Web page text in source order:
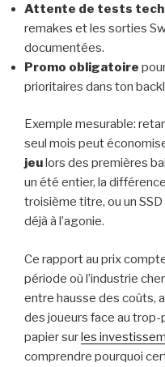
Attente de tests
remakes et les sorties
documentées.
Promo obligatoire
prioritaires dans ton
Exemple mesurable:
seul mois peut
jeulors des premières
un été entier, la
troisième titre, ou un
déjà à l’agonie.
Ce rapport au prix
période où l’industrie
entre hausse des coûts,
des joueurs face au trop-
papier surles
comprendre pourquoi